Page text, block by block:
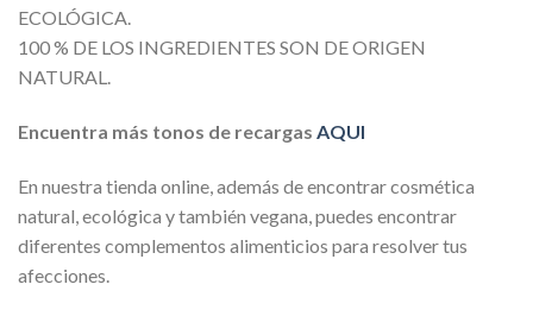
ECOLÓGICA.
100 % DE LOS INGREDIENTES SON DE ORIGEN
NATURAL.
Encuentra más tonos de recargas AQUI
En nuestra tienda online, además de encontrar cosmética
natural, ecológica y también vegana, puedes encontrar
diferentes complementos alimenticios para resolver tus
afecciones.